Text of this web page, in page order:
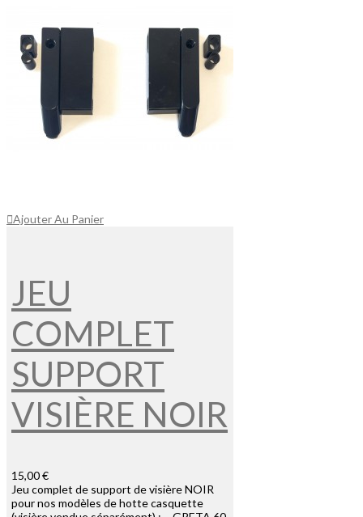
Ajouter Au Panier
JEU
COMPLET
SUPPORT
VISIÈRE NOIR
15,00 €
Jeu complet de support de visière NOIR
pour nos modèles de hotte casquette